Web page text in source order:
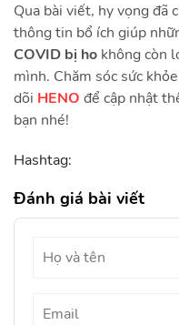
Qua bài viết, hy vọng đã
thông tin bổ ích giúp
COVID bị ho không còn
mình. Chăm sóc sức
dõi HENO để cập nhật
bạn nhé!
Hashtag:
Đánh giá bài viết